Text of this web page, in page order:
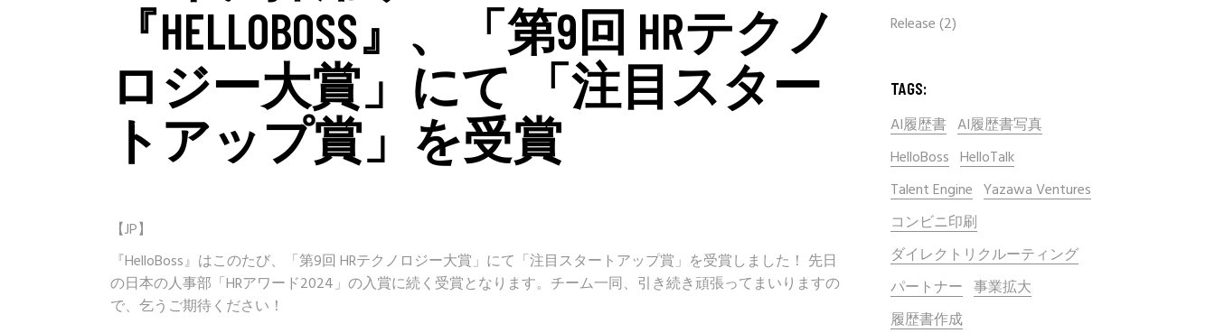
『HELLOBOSS』、「第9回 HRテクノ
ロジー大賞」にて 「注目スター
トアップ賞」を受賞
【JP】
『HelloBoss』はこのたび、「第9回 HRテクノロジー大賞」にて「注目スタートアップ賞」を受賞しました！ 先日
の日本の人事部「HRアワード2024」の入賞に続く受賞となります。チーム一同、引き続き頑張ってまいりますの
で、乞うご期待ください！
Release(2)
TAGS:
AI履歴書 AI履歴書写真
HelloBoss HelloTalk
Talent Engine Yazawa Ventures
コンビニ印刷
ダイレクトリクルーティング
パートナー 事業拡大
履歴書作成